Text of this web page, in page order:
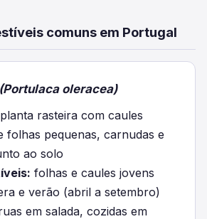
comuns em Portugal
(Portulaca oleracea)
planta rasteira com caules
folhas pequenas, carnudas e
ao solo
folhas e caules jovens
e verão (abril a setembro)
em salada, cozidas em